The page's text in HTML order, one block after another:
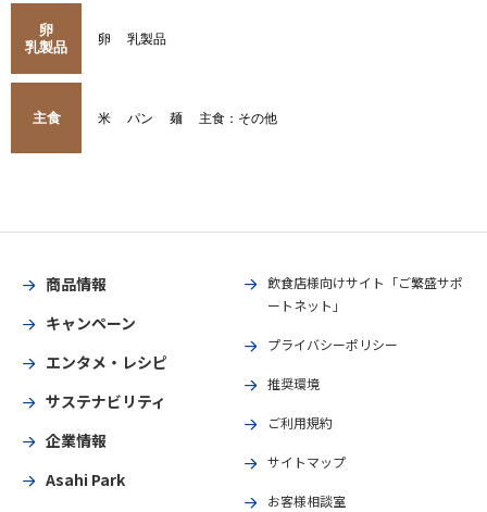
卵
乳製品
卵 乳製品
主食 米 パン 麺 主食：その他
商品情報
キャンペーン
エンタメ・レシピ
サステナビリティ
企業情報
Asahi Park
飲食店様向けサイト「ご繁盛サポ
ートネット」
プライバシーポリシー
推奨環境
ご利用規約
サイトマップ
お客様相談室